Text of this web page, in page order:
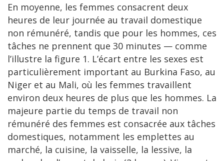
En moyenne, les femmes consacrent deux
heures de leur journée au travail domestique
non rémunéré, tandis que pour les hommes, ces
tâches ne prennent que 30 minutes — comme
l’illustre la figure 1. L’écart entre les sexes est
particulièrement important au Burkina Faso, au
Niger et au Mali, où les femmes travaillent
environ deux heures de plus que les hommes. La
majeure partie du temps de travail non
rémunéré des femmes est consacrée aux tâches
domestiques, notamment les emplettes au
marché, la cuisine, la vaisselle, la lessive, la